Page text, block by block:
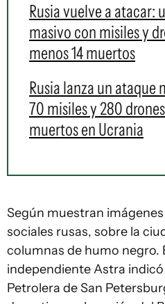
Rusia vuelve a atacar:
masivo con misiles y
menos 14 muertos
Rusia lanza un ataque
70 misiles y 280
muertos en Ucrania
Según muestran
sociales rusas, sobre la
columnas de humo negro.
independiente Astra
Petrolera de San